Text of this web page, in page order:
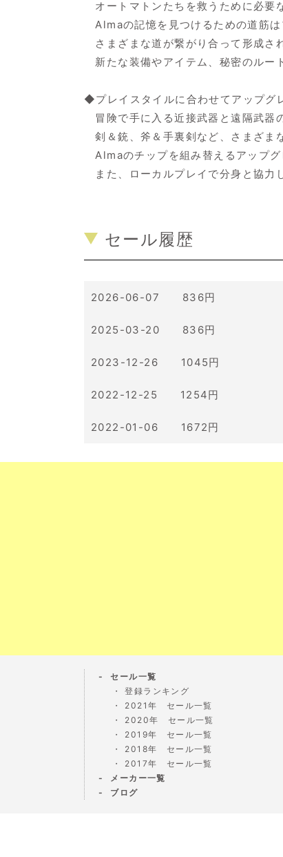
オートマトンたちを救うために必要
Almaの記憶を見つけるための道筋は
さまざまな道が繋がり合って形成さ
新たな装備やアイテム、秘密のルー
◆プレイスタイルに合わせてアップグ
冒険で手に入る近接武器と遠隔武器
剣＆銃、斧＆手裏剣など、さまざま
Almaのチップを組み替えるアップグ
また、ローカルプレイで分身と協力
セール履歴
2026-06-07 836円
2025-03-20 836円
2023-12-26 1045円
2022-12-25 1254円
2022-01-06 1672円
セール一覧
登録ランキング
2021年 セール一覧
2020年 セール一覧
2019年 セール一覧
2018年 セール一覧
2017年 セール一覧
メーカー一覧
ブログ